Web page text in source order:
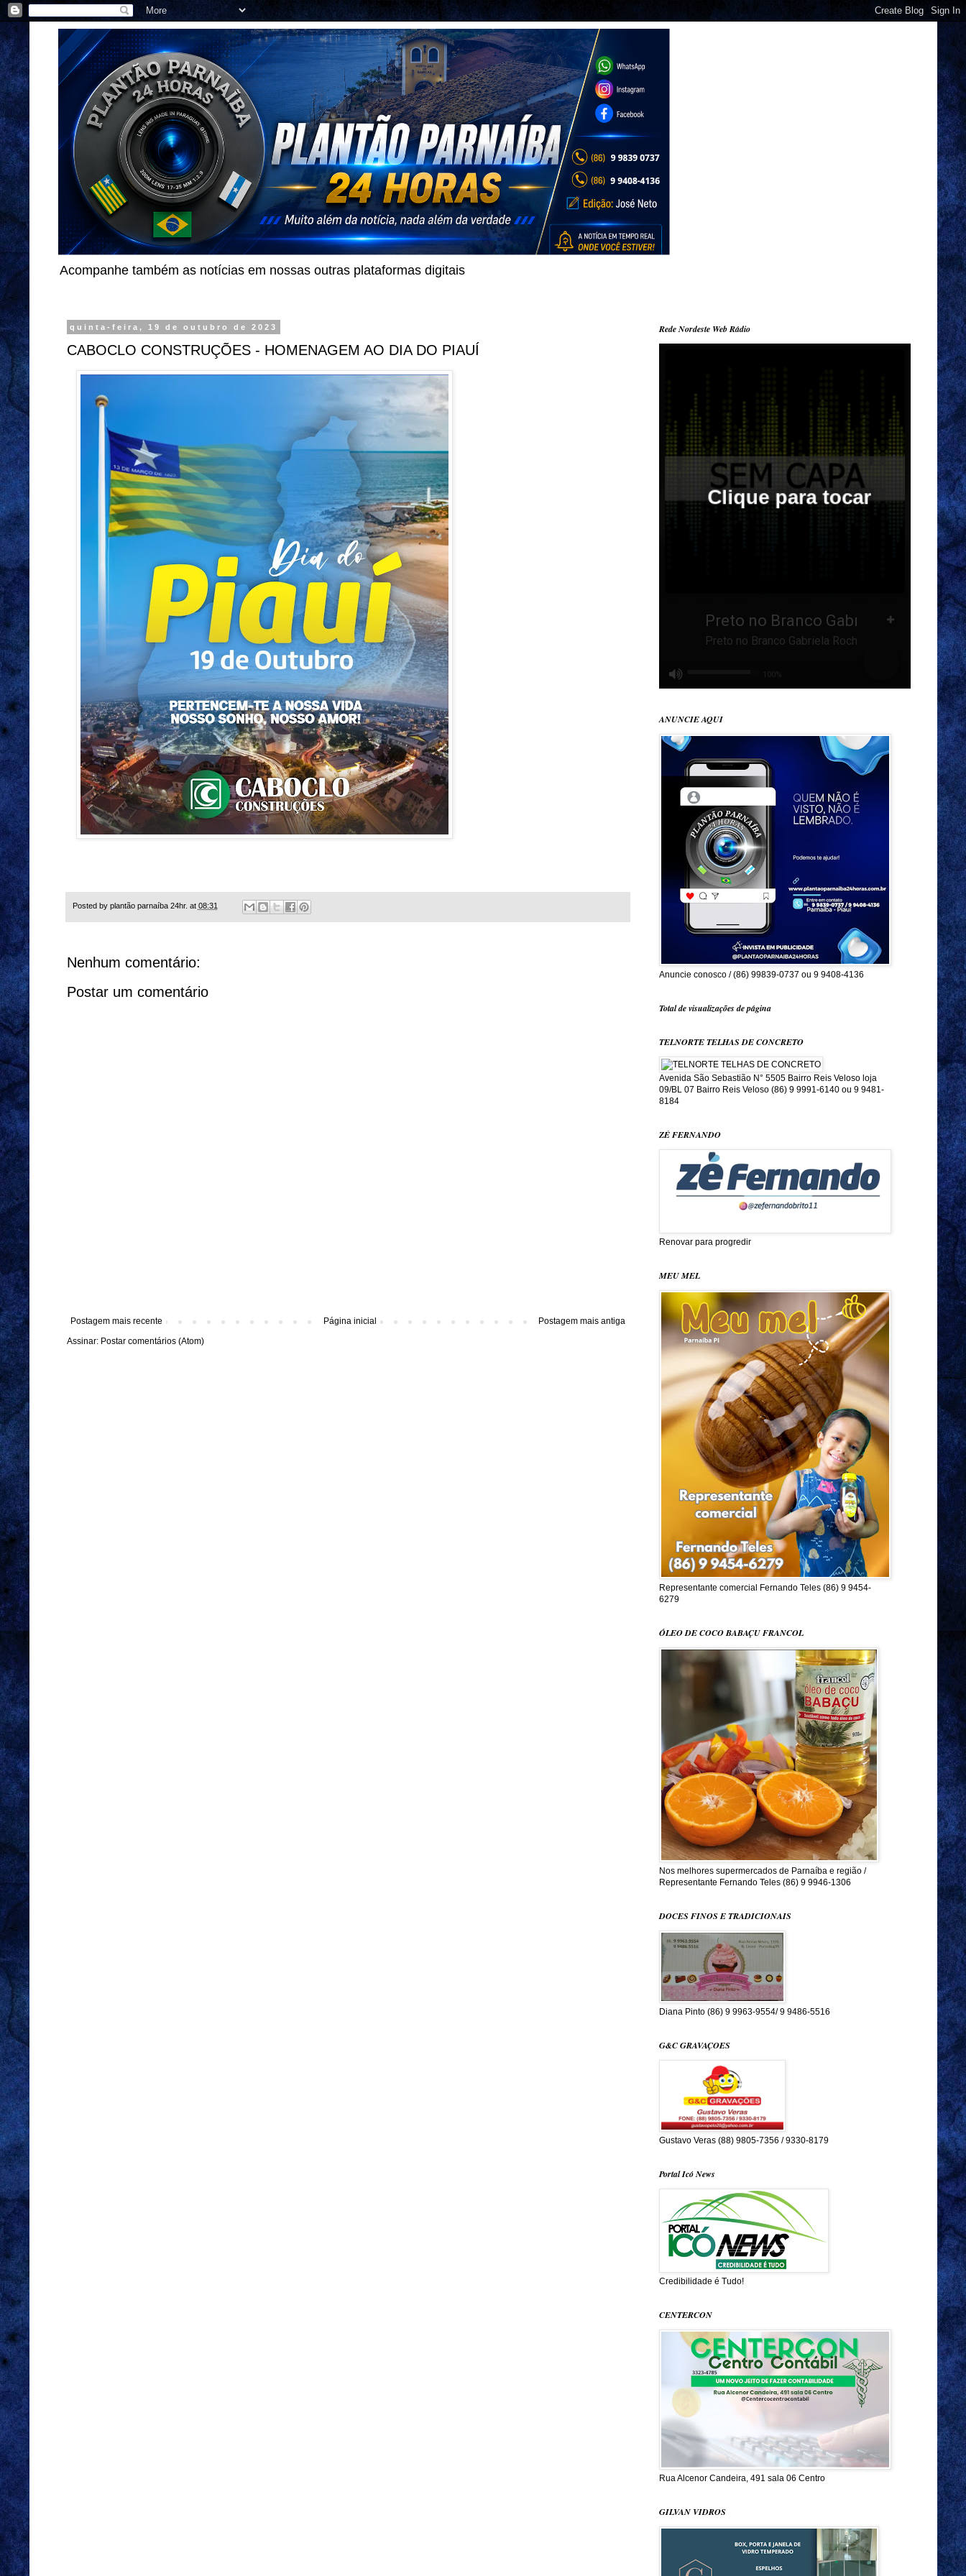
Acompanhe também as notícias em nossas outras plataformas digitais
quinta-feira, 19 de outubro de 2023
CABOCLO CONSTRUÇÕES - HOMENAGEM AO DIA DO PIAUÍ
Posted by plantão parnaíba 24hr. at 08:31
Nenhum comentário:
Postar um comentário
Postagem mais recente Postagem mais antiga
Página inicial
Assinar: Postar comentários (Atom)
Rede Nordeste Web Rádio
ANUNCIE AQUI
Anuncie conosco / (86) 99839-0737 ou 9 9408-4136
Total de visualizações de página
TELNORTE TELHAS DE CONCRETO
Avenida São Sebastião N° 5505 Bairro Reis Veloso loja
09/BL 07 Bairro Reis Veloso (86) 9 9991-6140 ou 9 9481-
8184
ZÉ FERNANDO
Renovar para progredir
MEU MEL
Representante comercial Fernando Teles (86) 9 9454-
6279
ÓLEO DE COCO BABAÇU FRANCOL
Nos melhores supermercados de Parnaíba e região /
Representante Fernando Teles (86) 9 9946-1306
DOCES FINOS E TRADICIONAIS
Diana Pinto (86) 9 9963-9554/ 9 9486-5516
G&C GRAVAÇOES
Gustavo Veras (88) 9805-7356 / 9330-8179
Portal Icó News
Credibilidade é Tudo!
CENTERCON
Rua Alcenor Candeira, 491 sala 06 Centro
GILVAN VIDROS